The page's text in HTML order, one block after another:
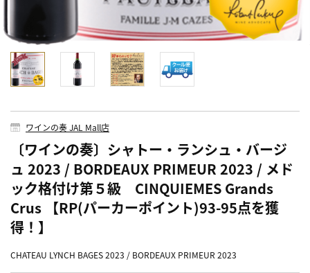
ワインの奏 JAL Mall店
〔ワインの奏〕シャトー・ランシュ・バージ
ュ 2023 / BORDEAUX PRIMEUR 2023 / メド
ック格付け第５級 CINQUIEMES Grands
Crus 【RP(パーカーポイント)93-95点を獲
得！】
CHATEAU LYNCH BAGES 2023 / BORDEAUX PRIMEUR 2023